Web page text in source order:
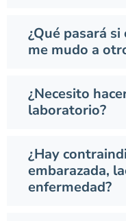
¿Qué pasará
me mudo a
¿Necesito
laboratorio?
¿Hay
embarazada,
enfermedad?